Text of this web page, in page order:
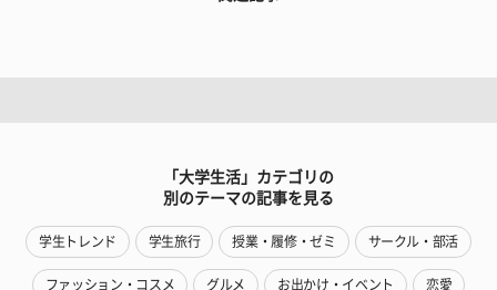
「大学生活」カテゴリの
別のテーマの記事を見る
学生トレンド 学生旅行 授業・履修・ゼミ サークル・部活
ファッション・コスメ グルメ お出かけ・イベント 恋愛